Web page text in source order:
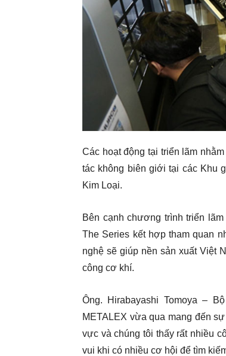
Các hoạt động tại triển lãm
tác không biên giới tại các Khu
Kim Loại.
Bên cạnh chương trình triển
The Series kết hợp tham quan
nghệ sẽ giúp nền sản xuất Việt
công cơ khí.
Ông. Hirabayashi Tomoya –
METALEX vừa qua mang đến
vực và chúng tôi thấy rất nhiều
vui khi có nhiều cơ hội để tìm